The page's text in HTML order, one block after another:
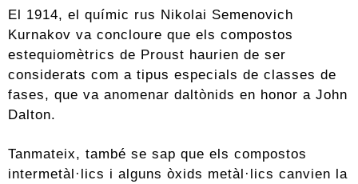
El 1914, el químic rus Nikolai Semenovich
Kurnakov va concloure que els compostos
estequiomètrics de Proust haurien de ser
considerats com a tipus especials de classes de
fases, que va anomenar daltònids en honor a John
Dalton.
Tanmateix, també se sap que els compostos
intermetàl·lics i alguns òxids metàl·lics canvien la